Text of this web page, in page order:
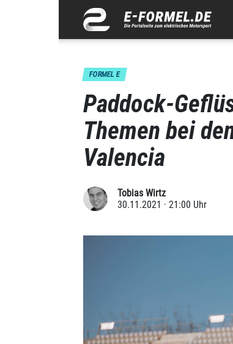
FORMEL E
Paddock-
Themen bei
Valencia
Tobias Wirtz
30.11.2021 · 21:00 Uhr